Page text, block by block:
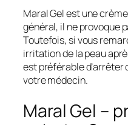
Maral Gel est une
général, il ne provoque
Toutefois, si vous
irritation de la peau
est préférable d’arrêter
votre médecin.
Maral Gel –